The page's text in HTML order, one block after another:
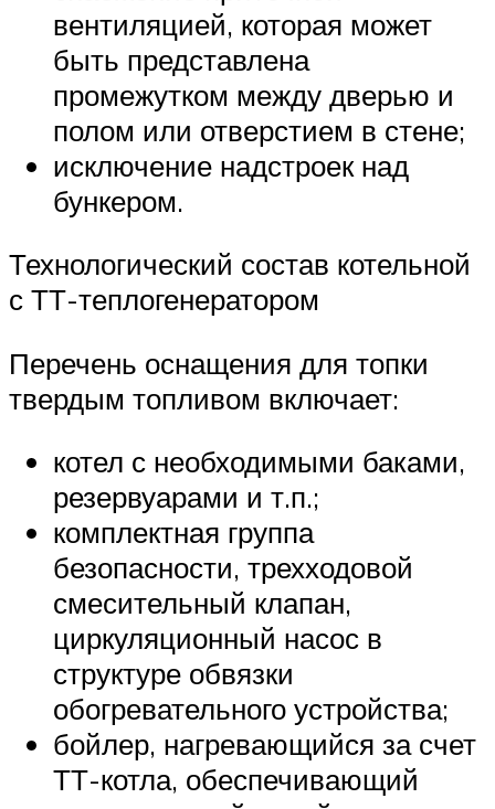
вентиляцией, которая может
быть представлена
промежутком между дверью и
полом или отверстием в стене;
исключение надстроек над
бункером.
Технологический состав котельной
с ТТ-теплогенератором
Перечень оснащения для топки
твердым топливом включает:
котел с необходимыми баками,
резервуарами и т.п.;
комплектная группа
безопасности, трехходовой
смесительный клапан,
циркуляционный насос в
структуре обвязки
обогревательного устройства;
бойлер, нагревающийся за счет
ТТ-котла, обеспечивающий